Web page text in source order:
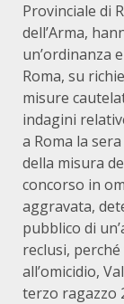
Provinciale di
dell’Arma,
un’ordinanza
Roma, su
misure
indagini
a Roma la
della misura
concorso in
aggravata,
pubblico di
reclusi,
all’omicidio,
terzo ragazzo